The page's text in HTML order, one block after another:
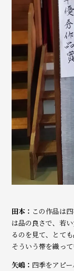
田本： この作品は
は品の良さで、若
るのを見て、とて
そういう帯を織っ
矢嶋： 四季をアピ